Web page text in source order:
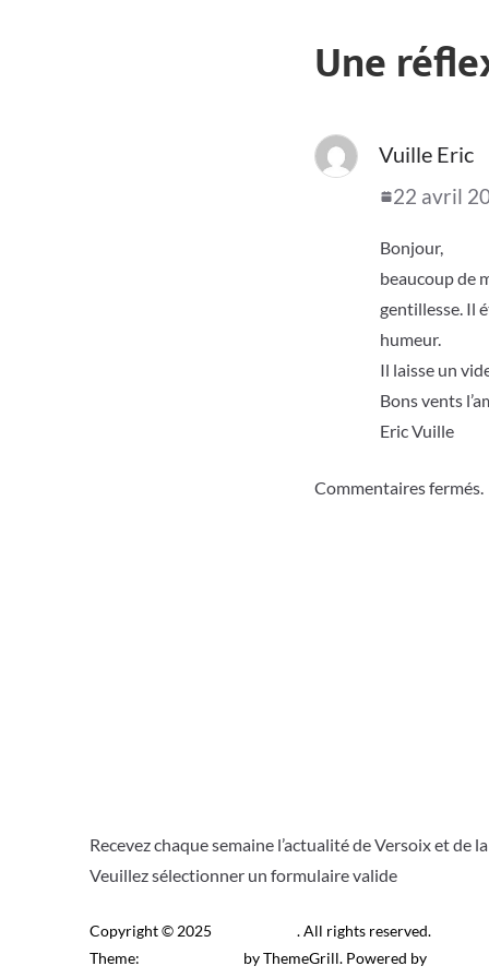
Une
Vuille Eric
22 avril
Bonjour,
beaucoup de
gentillesse. Il
humeur.
Il laisse un
Bons vents
Eric Vuille
Commentaires fermés.
Recevez chaque semaine l’actualité de Versoix et
Veuillez sélectionner un formulaire valide
Copyright © 2025
. All rights reserved.
Theme:
by ThemeGrill. Powered by